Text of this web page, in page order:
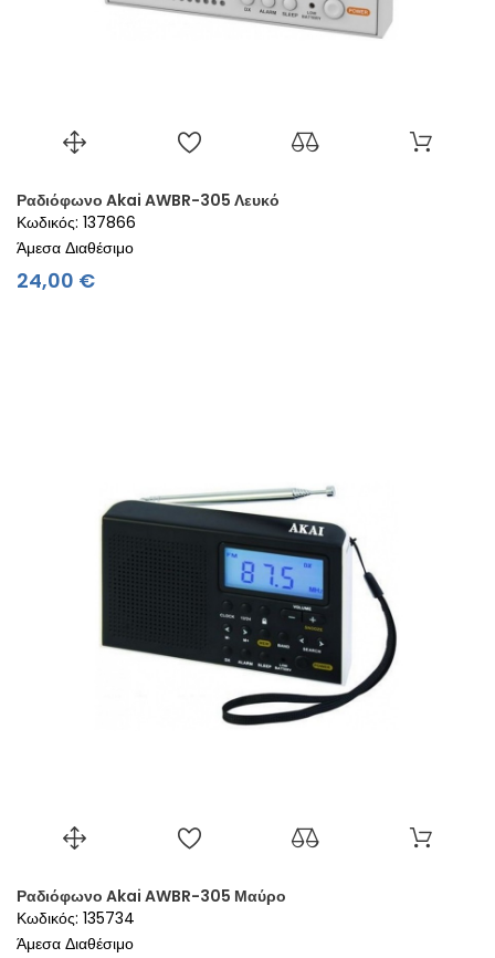
Ραδιόφωνο Akai AWBR-305 Λευκό
Κωδικός: 137866
Άμεσα Διαθέσιμο
24,00 €Τιμή
Ραδιόφωνο Akai AWBR-305 Μαύρο
Κωδικός: 135734
Άμεσα Διαθέσιμο